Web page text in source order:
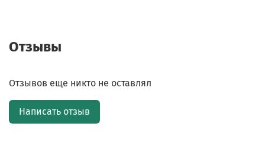
Отзывы
Отзывов еще никто не оставлял
Написать отзыв